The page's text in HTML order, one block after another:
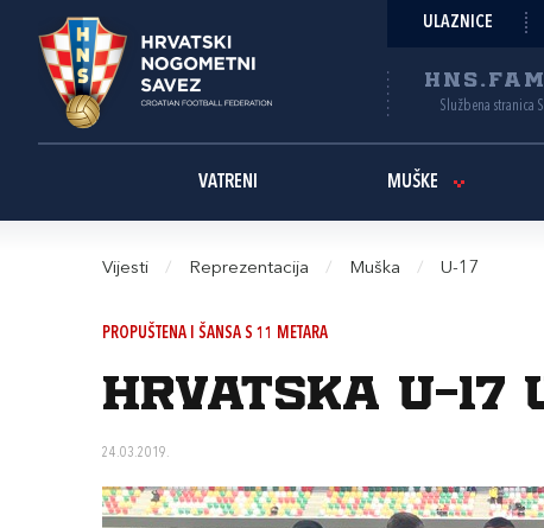
ULAZNICE
Službena stranica
VATRENI MUŠKE
Vijesti / Reprezentacija / Muška / U-17
PROPUŠTENA I ŠANSA S 11 METARA
Hrvatska U-
24.03.2019.